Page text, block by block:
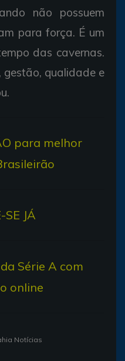
não possuem
para força. É um
das cavernas.
gestão, qualidade e
para melhor
SE JÁ
Série A com
online
Notícias